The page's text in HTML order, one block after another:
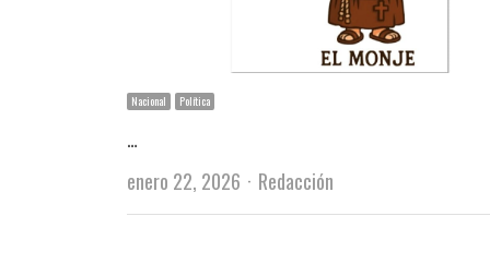
Nacional Política
…
enero 22, 2026
Author
Redacción